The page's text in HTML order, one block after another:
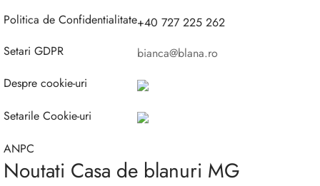
Politica de Confidentialitate
Setari GDPR
Despre cookie-uri
Setarile Cookie-uri
ANPC
+40 727 225 262
bianca@blana.ro
Noutati Casa de blanuri MG